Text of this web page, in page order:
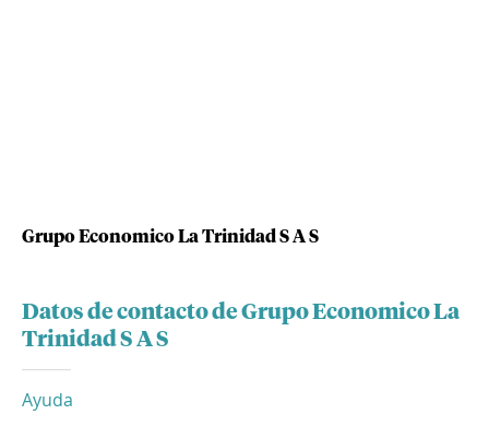
Grupo Economico La Trinidad S A S
Datos de contacto de Grupo Economico La
Trinidad S A S
Ayuda